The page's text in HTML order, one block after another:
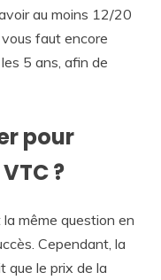
au moins 12/20
faut encore
5 ans, afin de
pour
?
même question en
Cependant, la
que le prix de la